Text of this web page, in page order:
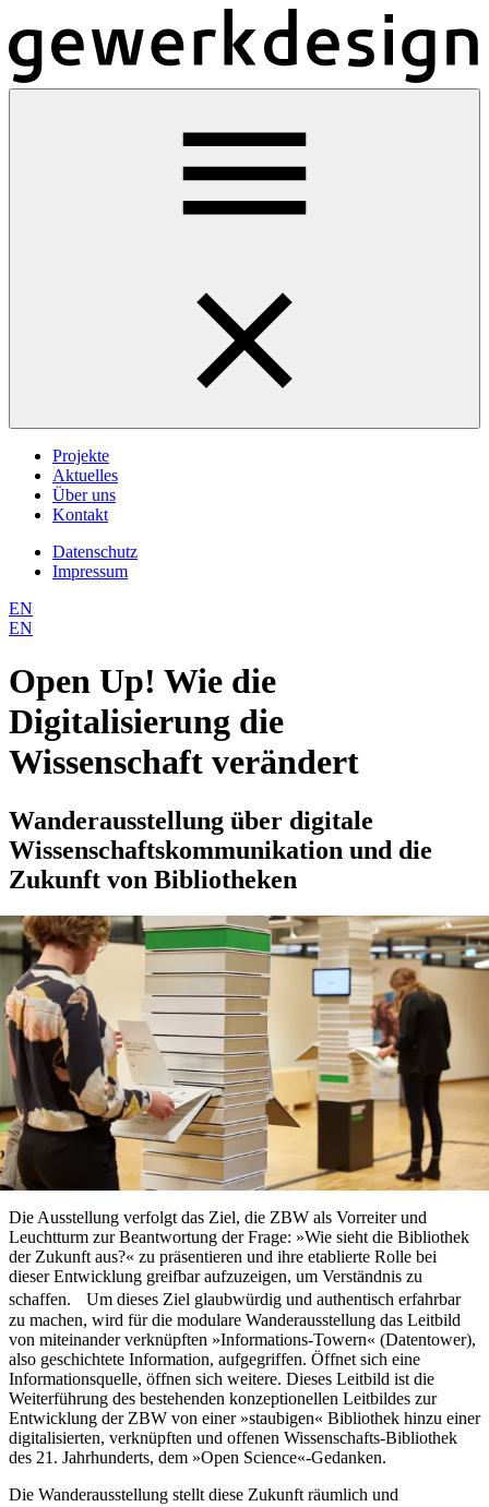
Projekte
Aktuelles
Über uns
Kontakt
Datenschutz
Impressum
EN
EN
Open Up! Wie die
Digitalisierung die
Wissenschaft verändert
Wanderausstellung über digitale
Wissenschaftskommunikation und die
Zukunft von Bibliotheken
Die Ausstellung verfolgt das Ziel, die ZBW als Vorreiter und
Leuchtturm zur Beantwortung der Frage: »Wie sieht die Bibliothek
der ­Zukunft aus?« zu präsentieren und ihre etablierte Rolle bei
dieser ­Entwicklung greifbar aufzuzeigen, um Verständnis zu
schaffen. Um dieses Ziel glaubwürdig und authentisch erfahrbar
zu machen, wird für die modulare Wanderausstellung das Leitbild
von miteinander verknüpften »Informations-Towern« (Datentower),
also geschichtete Information, aufgegriffen. Öffnet sich eine
Informationsquelle, öffnen sich weitere. Dieses Leitbild ist die
Weiterführung des bestehenden konzeptionellen Leitbildes zur
Entwicklung der ZBW von einer »staubigen« Bibliothek hinzu einer
digitalisierten, verknüpften und offenen Wissenschafts-Bibliothek
des 21. Jahrhunderts, dem »Open Science«-Gedanken.
Die Wanderausstellung stellt diese Zukunft räumlich und